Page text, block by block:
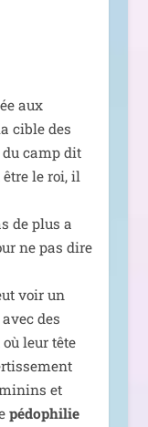
aux
cible des
camp dit
être le roi, il
de plus a
ne pas dire
voir un
des
leur tête
et
pédo­phi­lie